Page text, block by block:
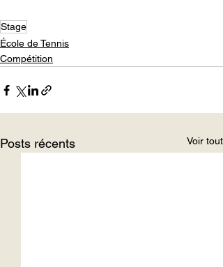
Stage
École de Tennis
Compétition
Posts récents Voir tout